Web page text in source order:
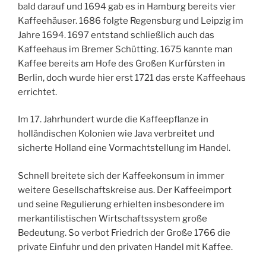
bald darauf und 1694 gab es in Hamburg bereits vier
Kaffeehäuser. 1686 folgte Regensburg und Leipzig im
Jahre 1694. 1697 entstand schließlich auch das
Kaffeehaus im Bremer Schütting. 1675 kannte man
Kaffee bereits am Hofe des Großen Kurfürsten in
Berlin, doch wurde hier erst 1721 das erste Kaffeehaus
errichtet.
Im 17. Jahrhundert wurde die Kaffeepflanze in
holländischen Kolonien wie Java verbreitet und
sicherte Holland eine Vormachtstellung im Handel.
Schnell breitete sich der Kaffeekonsum in immer
weitere Gesellschaftskreise aus. Der Kaffeeimport
und seine Regulierung erhielten insbesondere im
merkantilistischen Wirtschaftssystem große
Bedeutung. So verbot Friedrich der Große 1766 die
private Einfuhr und den privaten Handel mit Kaffee.